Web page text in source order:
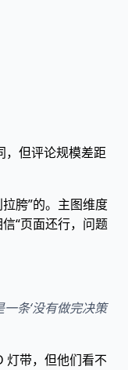
，但评论规模差距
胯”的。主图维度
“页面还行，问题
一条‘没有做完决策
灯带，但他们看不